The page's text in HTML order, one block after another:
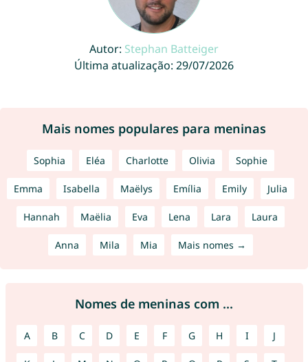
Autor: Stephan Batteiger
Última atualização: 29/07/2026
Mais nomes populares para meninas
Sophia Eléa Charlotte Olivia Sophie
Emma Isabella Maëlys Emília Emily Julia
Hannah Maëlia Eva Lena Lara Laura
Anna Mila Mia Mais nomes →
Nomes de meninas com ...
A B C D E F G H I J